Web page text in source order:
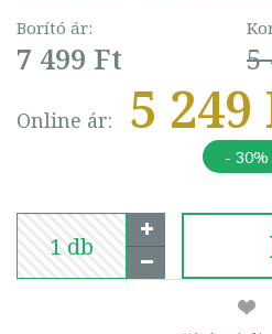
Borító ár:
7 499 Ft 5
Online ár: 5 249
- 30%